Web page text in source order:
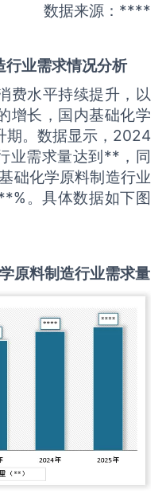
数据来源：****
行业需求情况分析
费水平持续提升，以
增长，国内基础化学
期。数据显示，2024
业需求量达到**，同
础化学原料制造行业
。具体数据如下图
原料制造行业需求量